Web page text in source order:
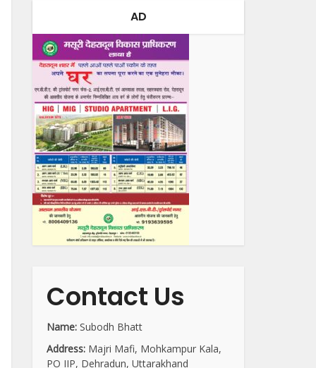
AD
Contact Us
Name: Subodh Bhatt
Address: Majri Mafi, Mohkampur Kala,
PO IIP, Dehradun, Uttarakhand